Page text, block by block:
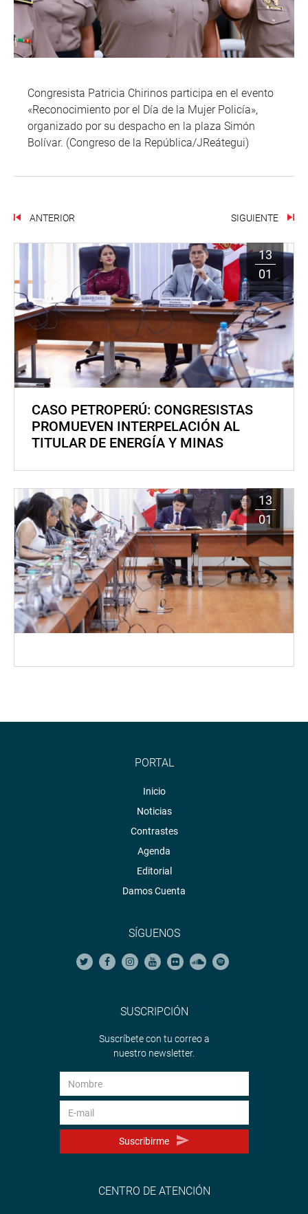
Congresista Patricia Chirinos participa en el evento
«Reconocimiento por el Día de la Mujer Policía»,
organizado por su despacho en la plaza Simón
Bolívar. (Congreso de la República/JReátegui)
ANTERIOR SIGUIENTE
13
01
CASO PETROPERÚ: CONGRESISTAS
PROMUEVEN INTERPELACIÓN AL
TITULAR DE ENERGÍA Y MINAS
13
01
PORTAL
Inicio
Noticias
Contrastes
Agenda
Editorial
Damos Cuenta
SÍGUENOS
SUSCRIPCIÓN
Suscríbete con tu correo a
nuestro newsletter.
Suscribirme
CENTRO DE ATENCIÓN